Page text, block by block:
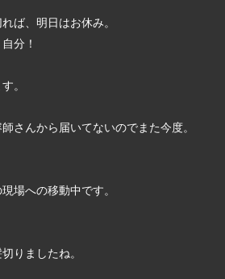
ば、明日はお休み。
分！
。
さんから届いてないのでまた今度。
場への移動中です。
りましたね。